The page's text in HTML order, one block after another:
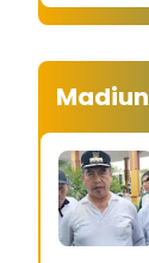
Madiun